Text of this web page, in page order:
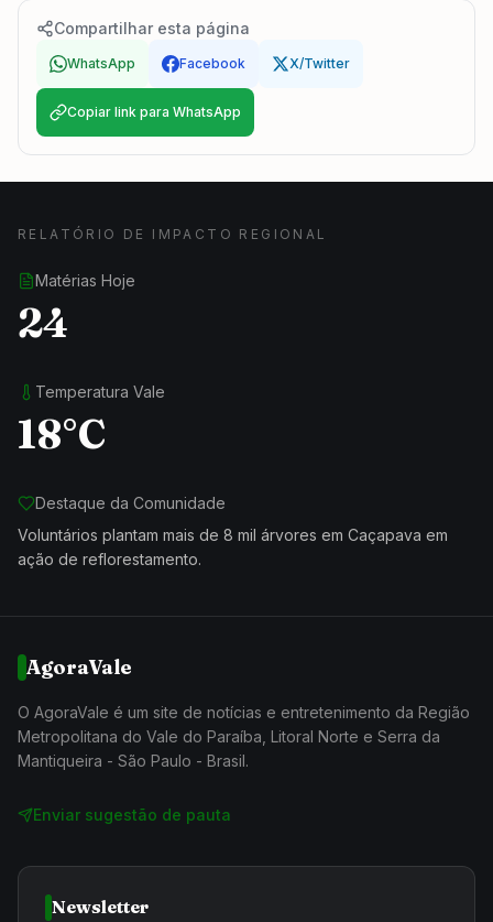
Compartilhar esta página
WhatsApp Facebook X/Twitter
Copiar link para WhatsApp
RELATÓRIO DE IMPACTO REGIONAL
Matérias Hoje
24
Temperatura Vale
18°C
Destaque da Comunidade
Voluntários plantam mais de 8 mil árvores em Caçapava em
ação de reflorestamento.
AgoraVale
O AgoraVale é um site de notícias e entretenimento da Região
Metropolitana do Vale do Paraíba, Litoral Norte e Serra da
Mantiqueira - São Paulo - Brasil.
Enviar sugestão de pauta
Newsletter